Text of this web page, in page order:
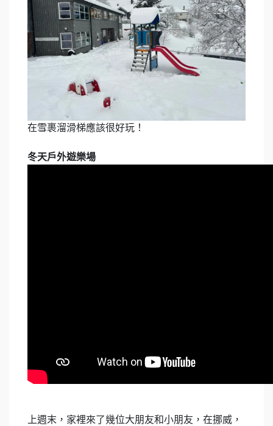
在雪裹溜滑梯應該很好玩！
冬天戶外遊樂場
上週末，家裡來了幾位大朋友和小朋友，在挪威，